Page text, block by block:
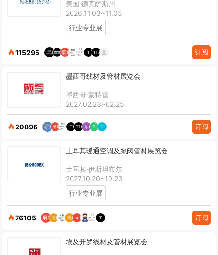
美国·德克萨斯州
2026.11.03~11.05
行业专业展
115295 订阅
墨西哥线材及管材展览会
墨西哥·蒙特雷
2027.02.23~02.25
20896 订阅
土耳其暖通空调及泵阀管材展览会
土耳其·伊斯坦布尔
2027.10.20~10.23
行业专业展
76105 订阅
埃及开罗线材及管材展览会